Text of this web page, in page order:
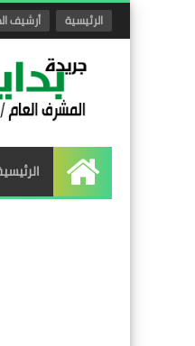
الرئيسية أرشيف
الرئيسية